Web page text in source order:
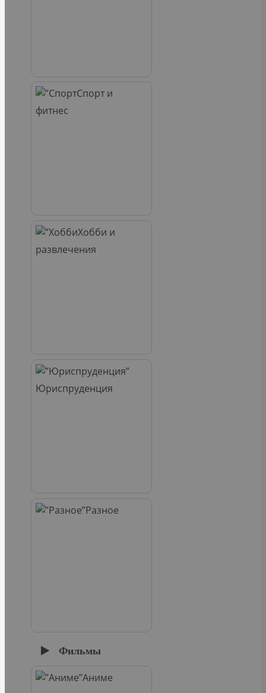
Спорт и
фитнес
Хобби и
развлечения
Юриспруденция
Разное
Фильмы
Аниме